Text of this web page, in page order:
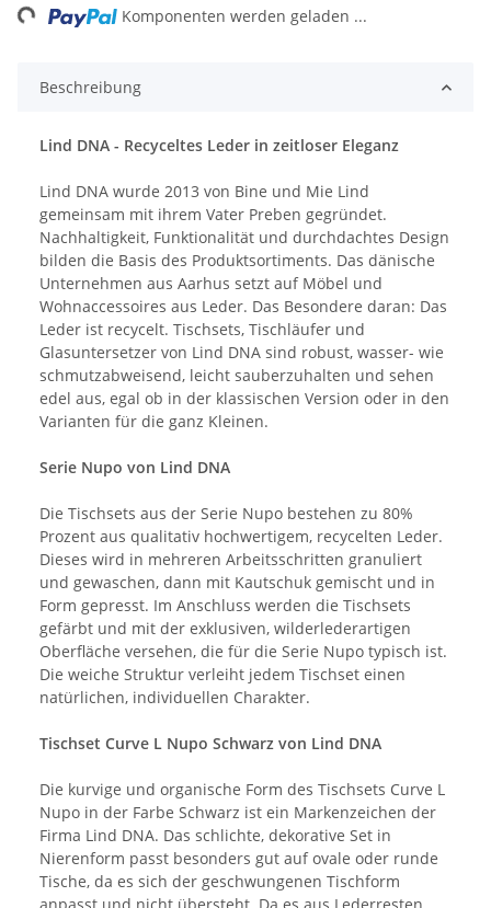
Komponenten werden geladen ...
Beschreibung
Lind DNA - Recyceltes Leder in zeitloser Eleganz
Lind DNA wurde 2013 von Bine und Mie Lind
gemeinsam mit ihrem Vater Preben gegründet.
Nachhaltigkeit, Funktionalität und durchdachtes Design
bilden die Basis des Produktsortiments. Das dänische
Unternehmen aus Aarhus setzt auf Möbel und
Wohnaccessoires aus Leder. Das Besondere daran: Das
Leder ist recycelt. Tischsets, Tischläufer und
Glasuntersetzer von Lind DNA sind robust, wasser- wie
schmutzabweisend, leicht sauberzuhalten und sehen
edel aus, egal ob in der klassischen Version oder in den
Varianten für die ganz Kleinen.
Serie Nupo von Lind DNA
Die Tischsets aus der Serie Nupo bestehen zu 80%
Prozent aus qualitativ hochwertigem, recycelten Leder.
Dieses wird in mehreren Arbeitsschritten granuliert
und gewaschen, dann mit Kautschuk gemischt und in
Form gepresst. Im Anschluss werden die Tischsets
gefärbt und mit der exklusiven, wilderlederartigen
Oberfläche versehen, die für die Serie Nupo typisch ist.
Die weiche Struktur verleiht jedem Tischset einen
natürlichen, individuellen Charakter.
Tischset Curve L Nupo Schwarz von Lind DNA
Die kurvige und organische Form des Tischsets Curve L
Nupo in der Farbe Schwarz ist ein Markenzeichen der
Firma Lind DNA. Das schlichte, dekorative Set in
Nierenform passt besonders gut auf ovale oder runde
Tische, da es sich der geschwungenen Tischform